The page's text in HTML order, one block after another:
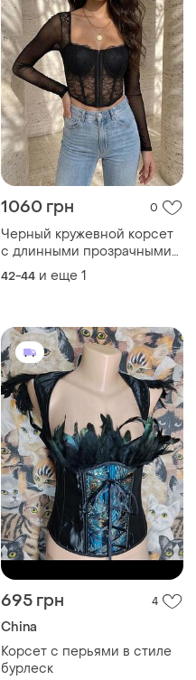
1060 грн 0
Черный кружевной корсет
с длинными прозрачными
рукавами из сетки
42-44 и еще 1
695 грн 4
China
Корсет с перьями в стиле
бурлеск